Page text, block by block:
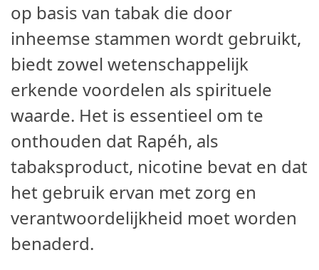
op basis van tabak die door
inheemse stammen wordt gebruikt,
biedt zowel wetenschappelijk
erkende voordelen als spirituele
waarde. Het is essentieel om te
onthouden dat Rapéh, als
tabaksproduct, nicotine bevat en dat
het gebruik ervan met zorg en
verantwoordelijkheid moet worden
benaderd.